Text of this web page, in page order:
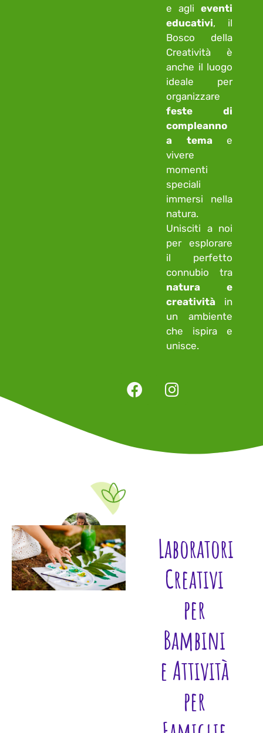
e agli eventi
educativi, il
Bosco della
Creatività è
anche il luogo
ideale per
organizzare
feste di
compleanno
a temae
vivere
momenti
speciali
immersi nella
natura.
Unisciti a noi
per esplorare
il perfetto
connubio tra
natura e
creatività in
un ambiente
che ispira e
unisce.
Laboratori
Creativi
per
Bambini
e Attività
per